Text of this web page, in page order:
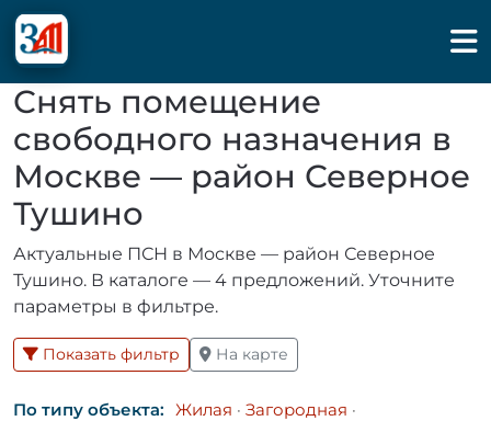
Снять помещение
свободного назначения в
Москве — район Северное
Тушино
Актуальные ПСН в Москве — район Северное
Тушино. В каталоге — 4 предложений. Уточните
параметры в фильтре.
Показать фильтр На карте
По типу объекта: Жилая · Загородная ·